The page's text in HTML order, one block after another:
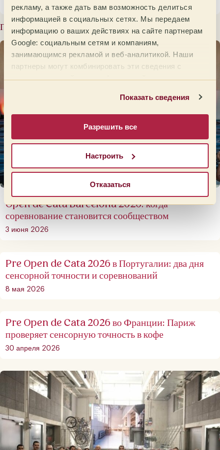
рекламу, а также дать вам возможность делиться
информацией в социальных сетях. Мы передаем
информацию о ваших действиях на сайте партнерам
Google: социальным сетям и компаниям,
занимающимся рекламой и веб-аналитикой. Наши
партнеры могут комбинировать эти сведения с
предоставленной вами информацией, а также
Показать сведения
Разрешить все
Настроить
Отказаться
Последние сообщения
Open de Cata Barcelona 2026: когда
соревнование становится сообществом
3 июня 2026
Pre Open de Cata 2026 в Португалии: два дня
сенсорной точности и соревнований
8 мая 2026
Pre Open de Cata 2026 во Франции: Париж
проверяет сенсорную точность в кофе
30 апреля 2026